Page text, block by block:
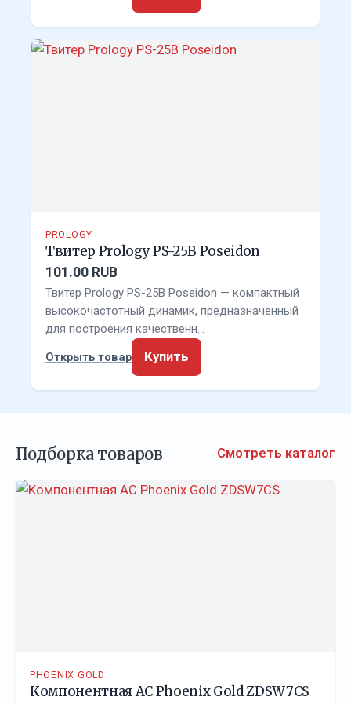
PROLOGY
Твитер Prology PS-25B Poseidon
101.00 RUB
Твитер Prology PS-25B Poseidon — компактный
высокочастотный динамик, предназначенный
для построения качественн…
Открыть товар
Купить
Подборка товаров Смотреть каталог
PHOENIX GOLD
Компонентная АС Phoenix Gold ZDSW7CS